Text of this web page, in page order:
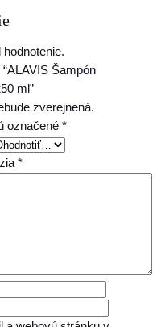
hodnotenie.
Šampón
ml”
zverejnená.
označené *
*